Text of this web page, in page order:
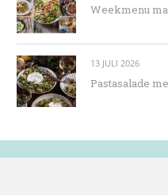
Weekmenu
13 JULI 2026
Pastasalade